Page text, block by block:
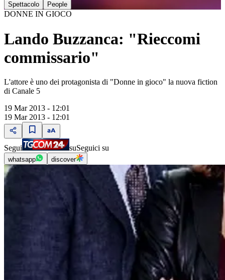
Spettacolo People
DONNE IN GIOCO
Lando Buzzanca: "Rieccomi
commissario"
L'attore è uno dei protagonista di "Donne in gioco" la nuova fiction
di Canale 5
19 Mar 2013 - 12:01
19 Mar 2013 - 12:01
Segui suSeguici su
whatsapp discover